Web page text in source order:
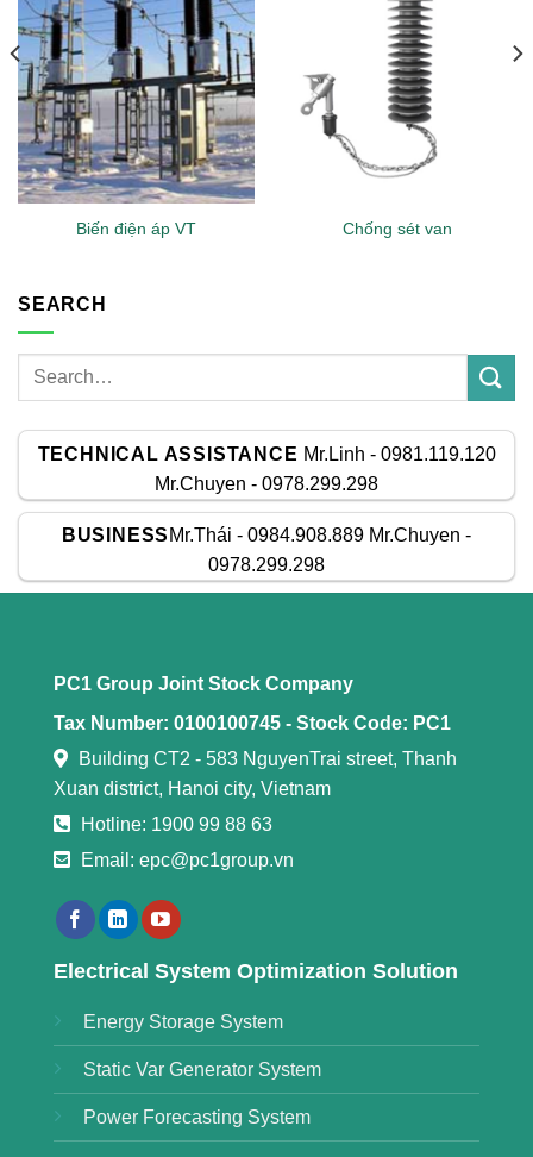
Biến điện áp VT Chống sét van
SEARCH
TECHNICAL ASSISTANCE Mr.Linh - 0981.119.120
Mr.Chuyen - 0978.299.298
BUSINESS Mr.Thái - 0984.908.889 Mr.Chuyen -
0978.299.298
PC1 Group Joint Stock Company
Tax Number: 0100100745 - Stock Code: PC1
Building CT2 - 583 NguyenTrai street, Thanh
Xuan district, Hanoi city, Vietnam
Hotline: 1900 99 88 63
Email: epc@pc1group.vn
Electrical System Optimization Solution
Energy Storage System
Static Var Generator System
Power Forecasting System